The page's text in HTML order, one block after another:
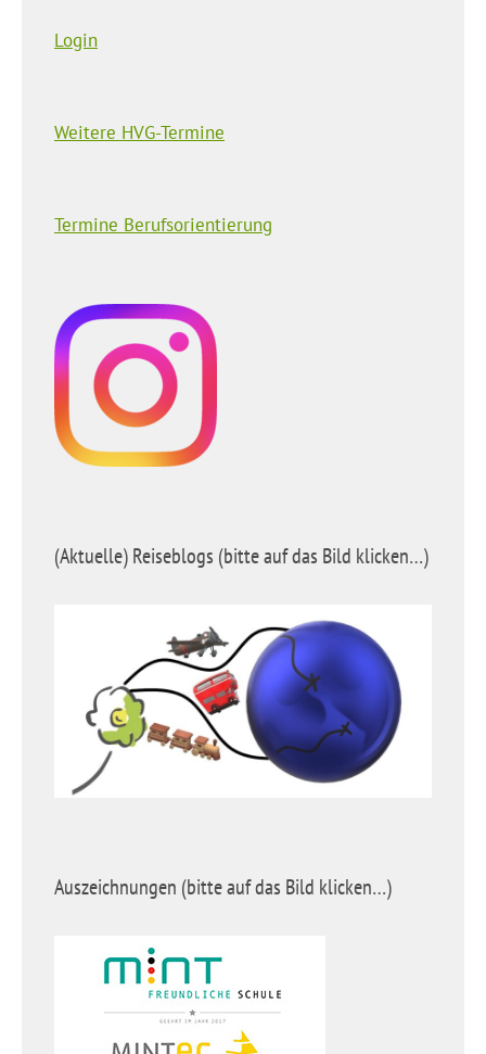
Login
Weitere HVG-Termine
Termine Berufsorientierung
(Aktuelle) Reiseblogs (bitte auf das Bild klicken…)
Auszeichnungen (bitte auf das Bild klicken…)